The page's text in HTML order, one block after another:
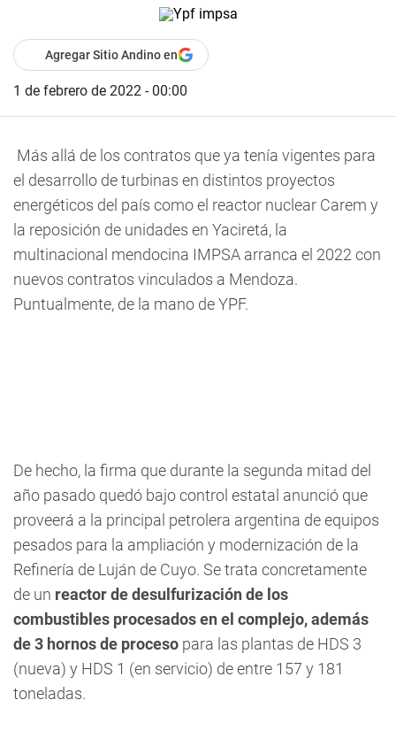
Agregar Sitio Andino en
1 de febrero de 2022 - 00:00
Más allá de los contratos que ya tenía vigentes para
el desarrollo de turbinas en distintos proyectos
energéticos del país como el reactor nuclear Carem y
la reposición de unidades en Yaciretá, la
multinacional mendocina IMPSA arranca el 2022 con
nuevos contratos vinculados a Mendoza.
Puntualmente, de la mano de YPF.
De hecho, la firma que durante la segunda mitad del
año pasado quedó bajo control estatal anunció que
proveerá a la principal petrolera argentina de equipos
pesados para la ampliación y modernización de la
Refinería de Luján de Cuyo. Se trata concretamente
de un reactor de desulfurización de los
combustibles procesados en el complejo, además
de 3 hornos de proceso para las plantas de HDS 3
(nueva) y HDS 1 (en servicio) de entre 157 y 181
toneladas.